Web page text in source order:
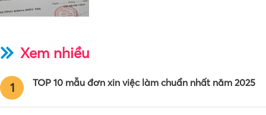
Xem nhiều
1 TOP 10 mẫu đơn xin việc làm chuẩn nhất năm 2025